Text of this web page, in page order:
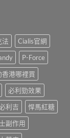
法
Cialis官網
P-Force
香港哪裡買
必利勁效果
利吉
悍馬紅糖
副作用